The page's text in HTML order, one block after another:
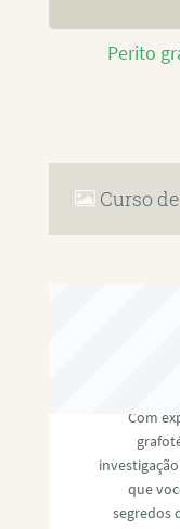
Perito
Curso
Com
que
segredos